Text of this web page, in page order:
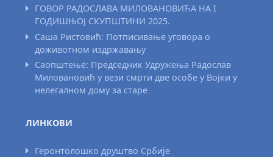
ГОВОР РАДОСЛАВА МИЛОВАНОВИЋА НА I
ГОДИШЊОЈ СКУПШТИНИ 2025.
Саша Ристовић: Потписивање уговора о
доживотном издржавању
Саопштење: Председник Удружења Радослав
Миловановић у вези смрти две особе у Војки у
нелегалном дому за старе
ЛИНКОВИ
Геронтолошко друштво Србије